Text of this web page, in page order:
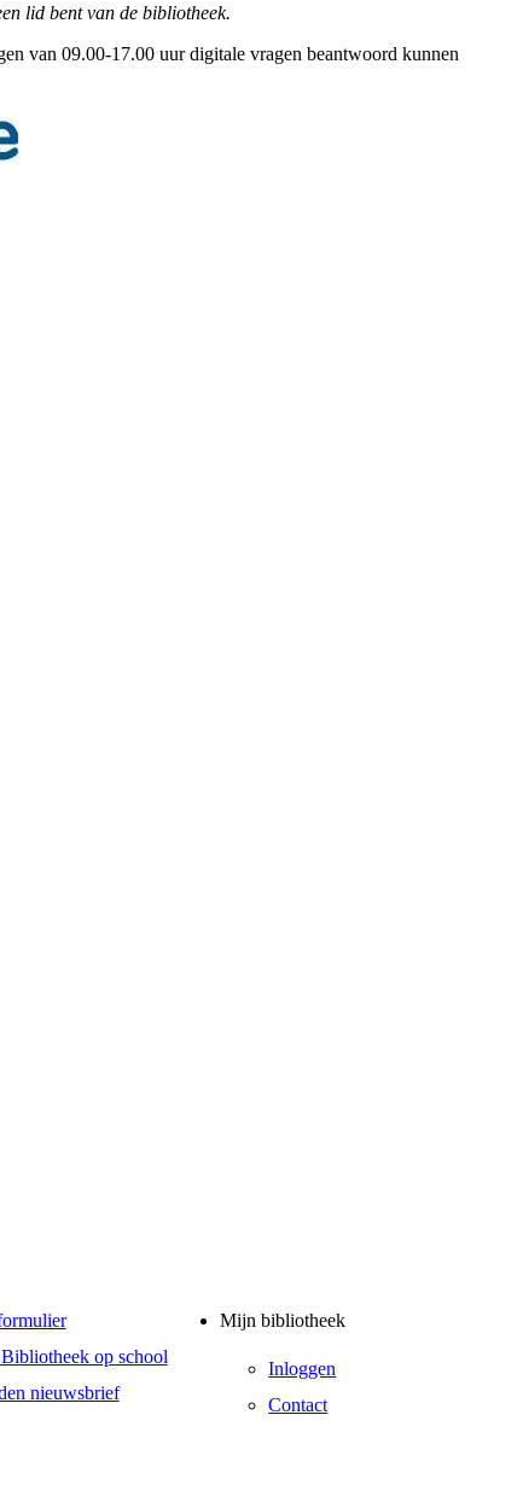
lid bent van de bibliotheek.
van 09.00-17.00 uur digitale vragen beantwoord kunnen
op school
nieuwsbrief
Mijn bibliotheek
Inloggen
Contact